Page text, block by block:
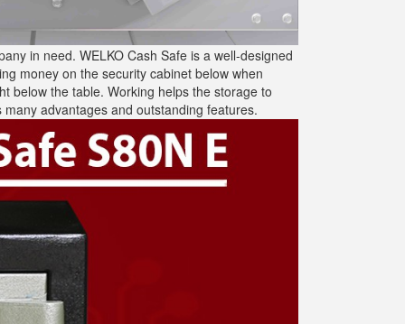
in need. WELKO Cash Safe is a well-designed
money on the security cabinet below when
below the table. Working helps the storage to
advantages and outstanding features.